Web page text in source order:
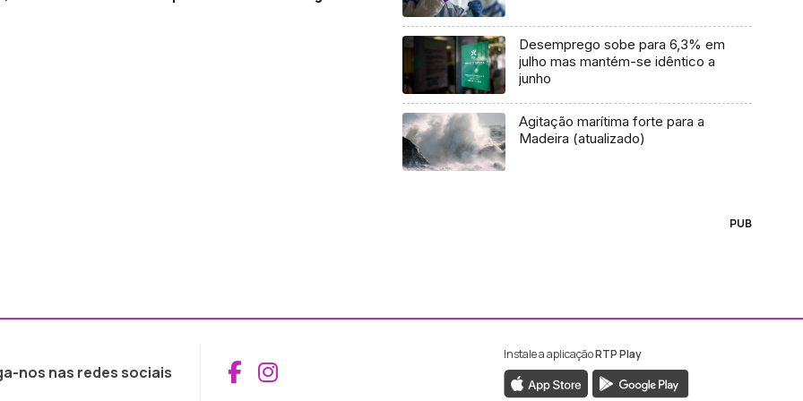
Desemprego sobe para 6,3% em
julho mas mantém-se idêntico a
junho
Agitação marítima forte para a
Madeira (atualizado)
PUB
nos nas redes sociais Aceder ao Facebook da RTP Madeira
Aceder ao Instagram da RTP Madeira
Instale a aplicaçãoRTP Play